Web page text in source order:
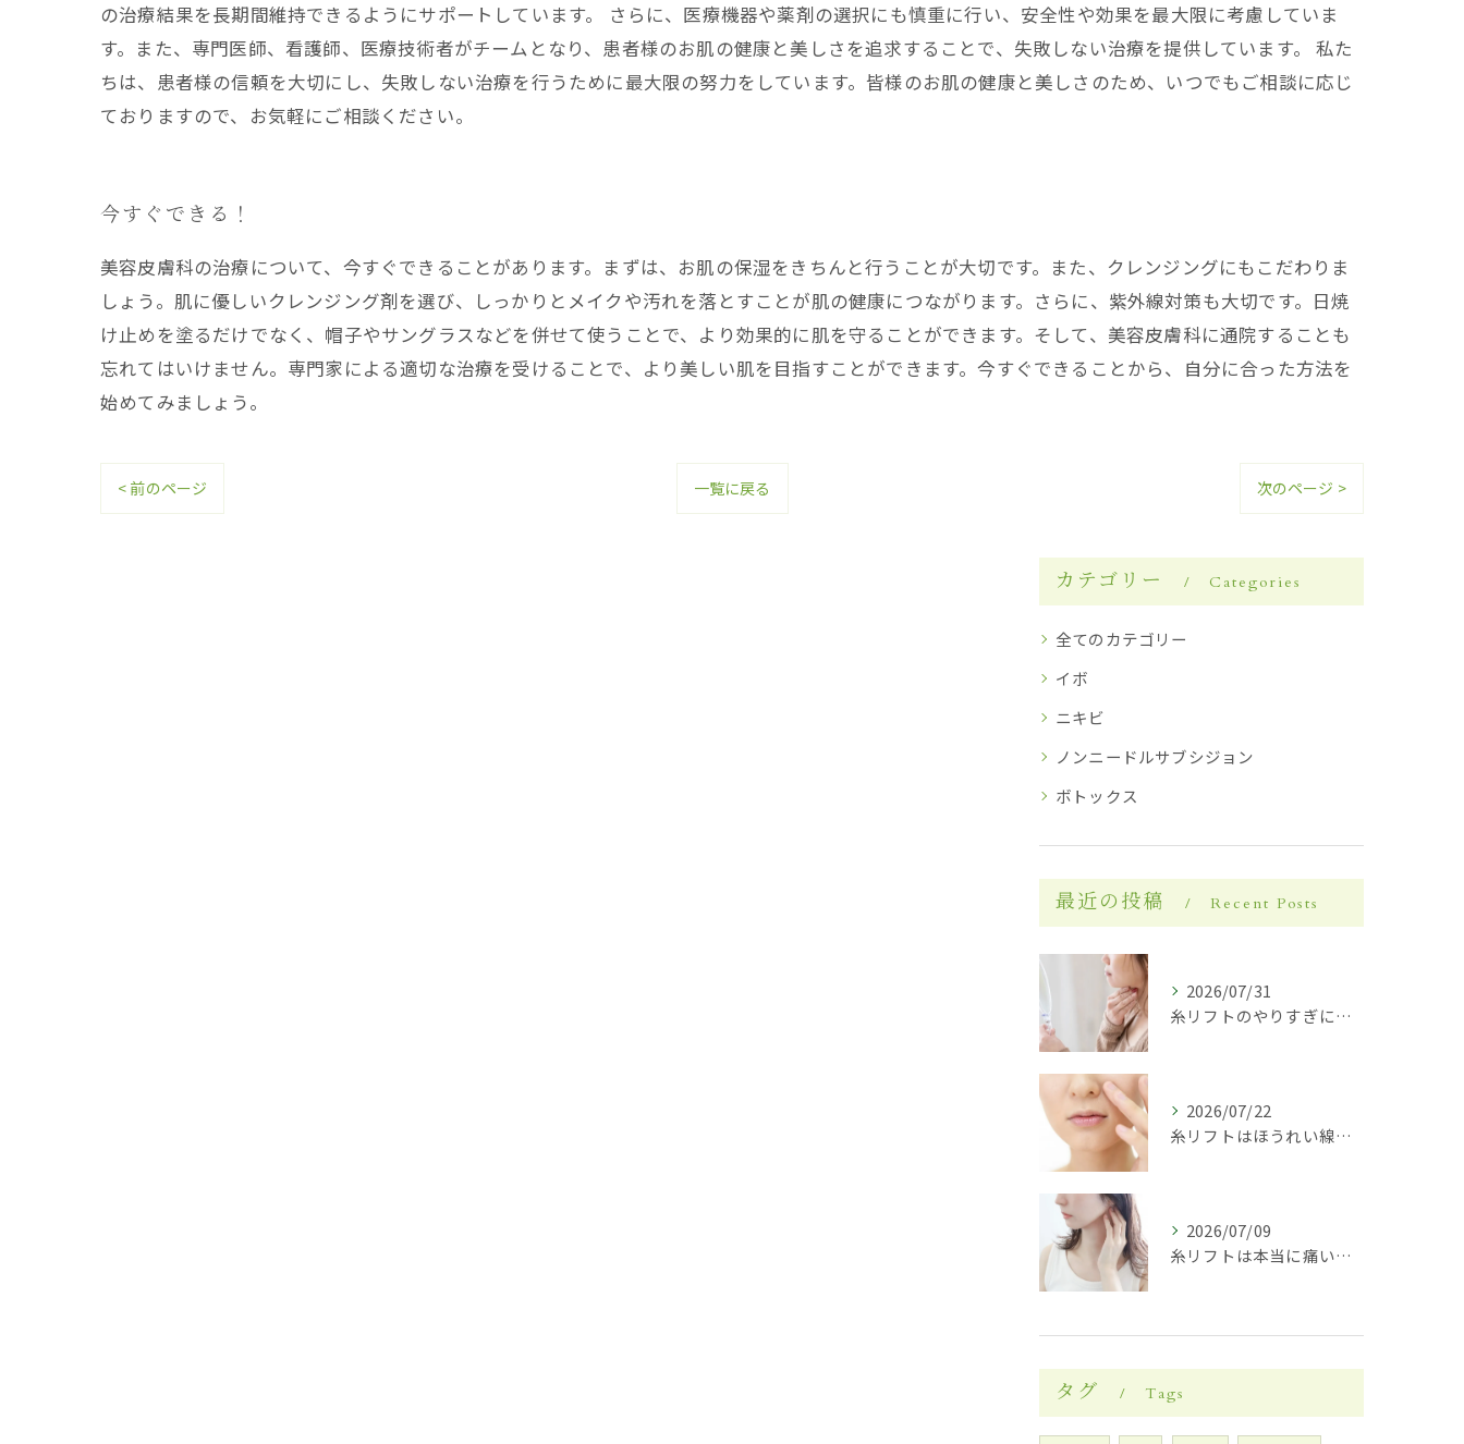
の治療結果を長期間維持できるようにサポートしています。 さらに、医療機器や薬剤の選択にも慎重に行い、安全性や効果を最大限に考慮していま
す。また、専門医師、看護師、医療技術者がチームとなり、患者様のお肌の健康と美しさを追求することで、失敗しない治療を提供しています。 私た
ちは、患者様の信頼を大切にし、失敗しない治療を行うために最大限の努力をしています。皆様のお肌の健康と美しさのため、いつでもご相談に応じ
ておりますので、お気軽にご相談ください。
今すぐできる！
美容皮膚科の治療について、今すぐできることがあります。まずは、お肌の保湿をきちんと行うことが大切です。また、クレンジングにもこだわりま
しょう。肌に優しいクレンジング剤を選び、しっかりとメイクや汚れを落とすことが肌の健康につながります。さらに、紫外線対策も大切です。日焼
け止めを塗るだけでなく、帽子やサングラスなどを併せて使うことで、より効果的に肌を守ることができます。そして、美容皮膚科に通院することも
忘れてはいけません。専門家による適切な治療を受けることで、より美しい肌を目指すことができます。今すぐできることから、自分に合った方法を
始めてみましょう。
< 前のページ 一覧に戻る 次のページ >
カテゴリー Categories
全てのカテゴリー
イボ
ニキビ
ノンニードルサブシジョン
ボトックス
最近の投稿 Recent Posts
2026/07/31
糸リフトのやりすぎに注意！後悔しないための回数・頻度・リスクを医師が解説
2026/07/22
糸リフトはほうれい線に効果がある？改善の仕組み・持続期間・向いている人を徹底解説
2026/07/09
糸リフトは本当に痛い？施術中・術後の痛みの原因・対処法とダウンタイムの過ごし方を解説
タグ Tags